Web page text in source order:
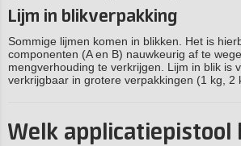
Lijm in blikverpakking
Sommige lijmen komen in blikken. Het is
componenten (A en B) nauwkeurig af te
mengverhouding te verkrijgen. Lijm in blik is
verkrijgbaar in grotere verpakkingen (1 kg, 2
Welk applicatiepistool